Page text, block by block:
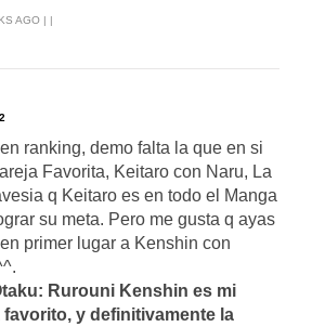
AGO | |
ranking, demo falta la que en si
Favorita, Keitaro con Naru, La
q Keitaro es en todo el Manga
su meta. Pero me gusta q ayas
primer lugar a Kenshin con
Rurouni Kenshin es mi
favorito, y definitivamente la